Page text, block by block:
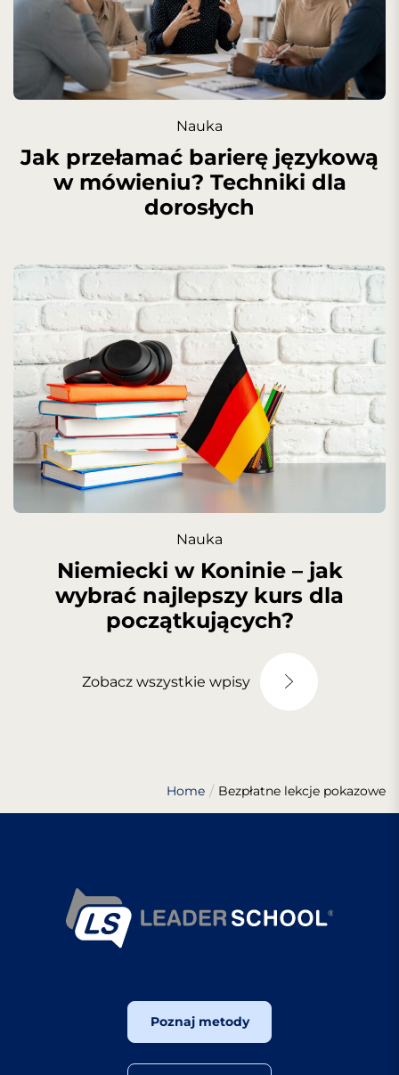
Nauka
Jak przełamać barierę językową
w mówieniu? Techniki dla
dorosłych
Nauka
Niemiecki w Koninie – jak
wybrać najlepszy kurs dla
początkujących?
Zobacz wszystkie wpisy
Home Bezpłatne lekcje pokazowe
Poznaj metody